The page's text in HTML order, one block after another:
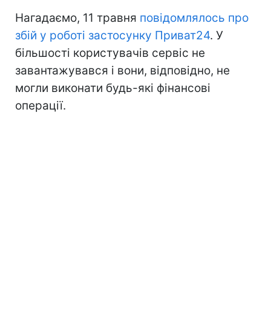
Нагадаємо, 11 травня повідомлялось про
збій у роботі застосунку Приват24. У
більшості користувачів сервіс не
завантажувався і вони, відповідно, не
могли виконати будь-які фінансові
операції.